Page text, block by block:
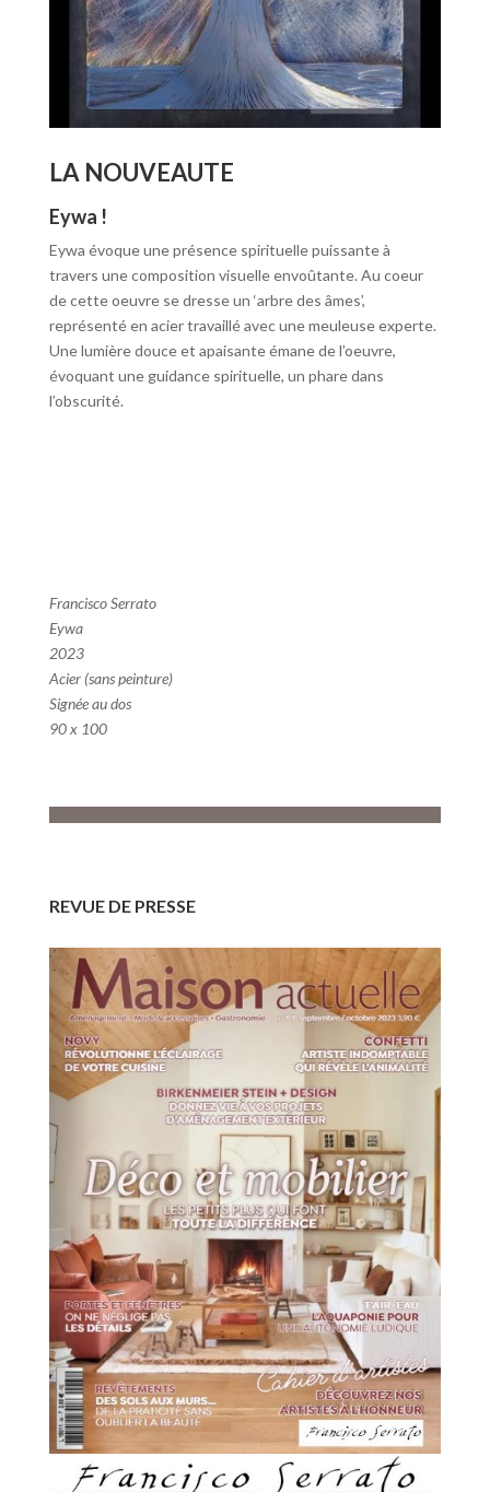
LA NOUVEAUTE
Eywa !
Eywa évoque une présence spirituelle puissante à
travers une composition visuelle envoûtante. Au coeur
de cette oeuvre se dresse un ‘arbre des âmes’,
représenté en acier travaillé avec une meuleuse experte.
Une lumière douce et apaisante émane de l’oeuvre,
évoquant une guidance spirituelle, un phare dans
l’obscurité.
Francisco Serrato
Eywa
2023
Acier (sans peinture)
Signée au dos
90 x 100
REVUE DE PRESSE